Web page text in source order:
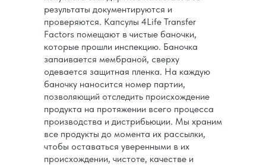
результаты документируются и
проверяются. Капсулы 4Life Transfer
Factors помещают в чистые баночки,
которые прошли инспекцию. Баночка
запаивается мембраной, сверху
одевается защитная пленка. На каждую
баночку наносится номер партии,
позволяющий отследить происхождение
продукта на протяжении всего процесса
производства и дистрибьюции. Мы храним
все продукты до момента их рассылки,
чтобы оставаться уверенными в их
происхождении, чистоте, качестве и